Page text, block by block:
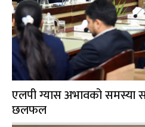
एलपी ग्यास अभावको समस्या
छलफल